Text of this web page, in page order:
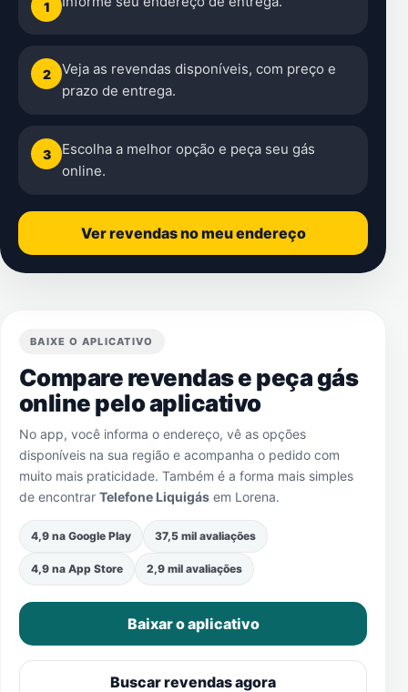
1
2
Veja as revendas disponíveis, com preço e
prazo de entrega.
3
Escolha a melhor opção e peça seu gás
online.
Ver revendas no meu endereço
BAIXE O APLICATIVO
Compare revendas e peça gás
online pelo aplicativo
No app, você informa o endereço, vê as opções
disponíveis na sua região e acompanha o pedido com
muito mais praticidade. Também é a forma mais simples
de encontrar Telefone Liquigás em Lorena.
4,9 na Google Play 37,5 mil avaliações
4,9 na App Store 2,9 mil avaliações
Baixar o aplicativo
Buscar revendas agora